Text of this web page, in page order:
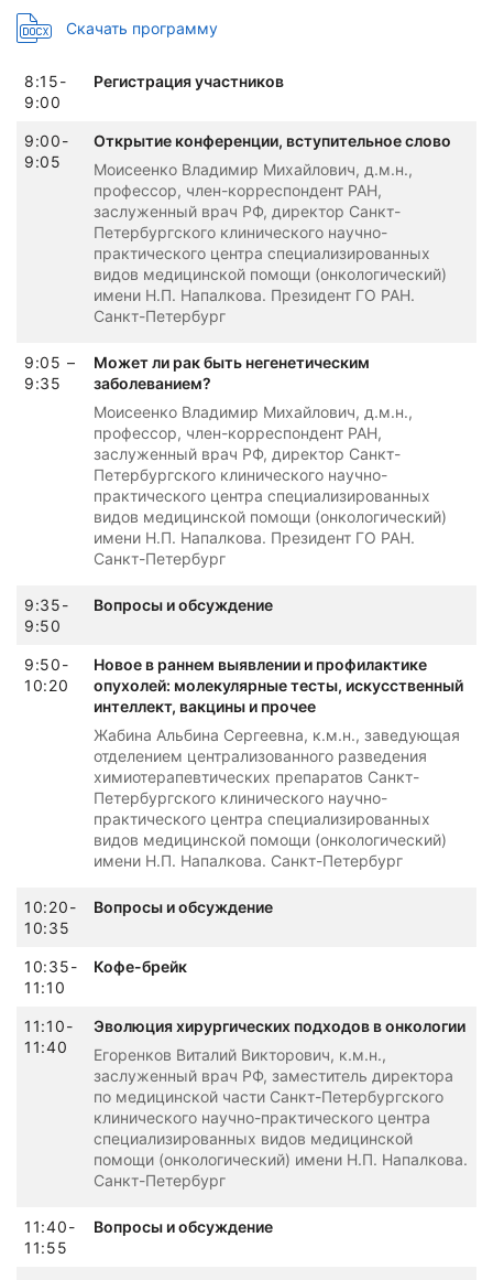
Скачать программу
8:15-
9:00
Регистрация участников
9:00-
9:05
Открытие конференции, вступительное слово
Моисеенко Владимир Михайлович, д.м.н.,
профессор, член-корреспондент РАН,
заслуженный врач РФ, директор Санкт-
Петербургского клинического научно-
практического центра специализированных
видов медицинской помощи (онкологический)
имени Н.П. Напалкова. Президент ГО РАН.
Санкт-Петербург
9:05 –
9:35
Может ли рак быть негенетическим
заболеванием?
Моисеенко Владимир Михайлович, д.м.н.,
профессор, член-корреспондент РАН,
заслуженный врач РФ, директор Санкт-
Петербургского клинического научно-
практического центра специализированных
видов медицинской помощи (онкологический)
имени Н.П. Напалкова. Президент ГО РАН.
Санкт-Петербург
9:35-
9:50
Вопросы и обсуждение
9:50-
10:20
Новое в раннем выявлении и профилактике
опухолей: молекулярные тесты, искусственный
интеллект, вакцины и прочее
Жабина Альбина Сергеевна, к.м.н., заведующая
отделением централизованного разведения
химиотерапевтических препаратов Санкт-
Петербургского клинического научно-
практического центра специализированных
видов медицинской помощи (онкологический)
имени Н.П. Напалкова. Санкт-Петербург
10:20-
10:35
Вопросы и обсуждение
10:35-
11:10
Кофе-брейк
11:10-
11:40
Эволюция хирургических подходов в онкологии
Егоренков Виталий Викторович, к.м.н.,
заслуженный врач РФ, заместитель директора
по медицинской части Санкт-Петербургского
клинического научно-практического центра
специализированных видов медицинской
помощи (онкологический) имени Н.П. Напалкова.
Санкт-Петербург
11:40-
11:55
Вопросы и обсуждение